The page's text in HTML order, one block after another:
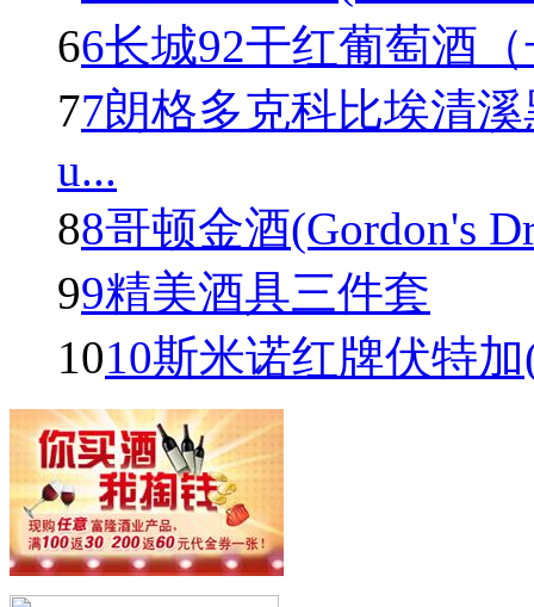
66长城92干红葡萄酒
77朗格多克科比埃清
u...
88哥顿金酒(Gordon's
99精美酒具三件套
1010斯米诺红牌伏特